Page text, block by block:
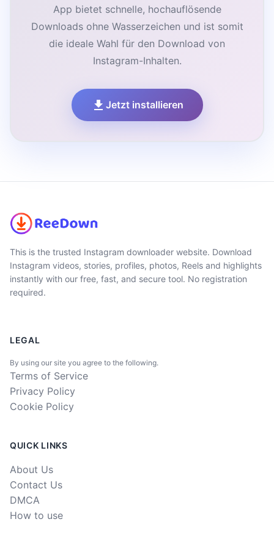
App bietet schnelle, hochauflösende
Downloads ohne Wasserzeichen und ist somit
die ideale Wahl für den Download von
Instagram-Inhalten.
Jetzt installieren
This is the trusted Instagram downloader website. Download
Instagram videos, stories, profiles, photos, Reels and highlights
instantly with our free, fast, and secure tool. No registration
required.
LEGAL
By using our site you agree to the following.
Terms of Service
Privacy Policy
Cookie Policy
QUICK LINKS
About Us
Contact Us
DMCA
How to use